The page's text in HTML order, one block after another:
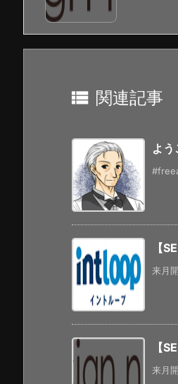
 関連記事
よ
【
来月
【
来月